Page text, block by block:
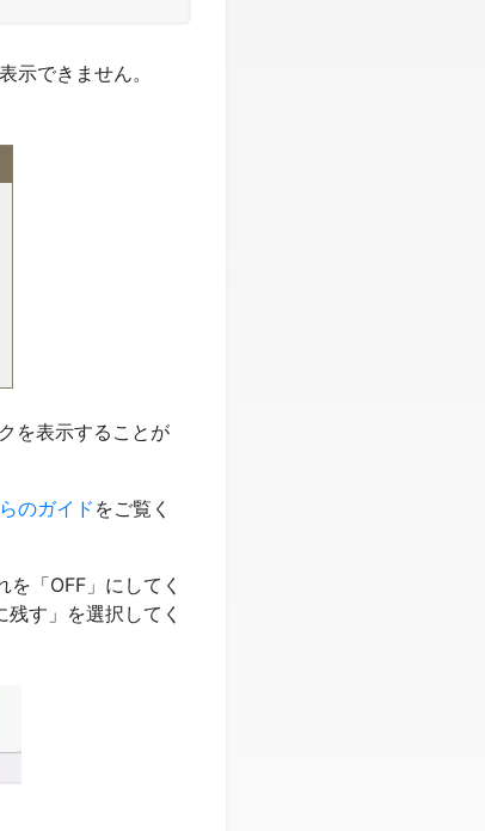
示できません。
を表示することが
のガイド をご覧く
「OFF」にしてく
す」を選択してく